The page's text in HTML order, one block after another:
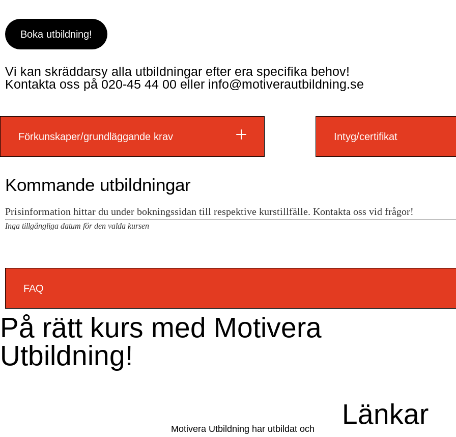
Boka utbildning!
Vi kan skräddarsy alla utbildningar efter era specifika behov!
Kontakta oss på 020-45 44 00 eller info@motiverautbildning.se
Förkunskaper/grundläggande krav Intyg/certifikat
Kommande utbildningar
Inga tillgängliga datum för den valda kursen
FAQ
På rätt kurs med Motivera
Utbildning!
Motivera Utbildning har utbildat och
Länkar